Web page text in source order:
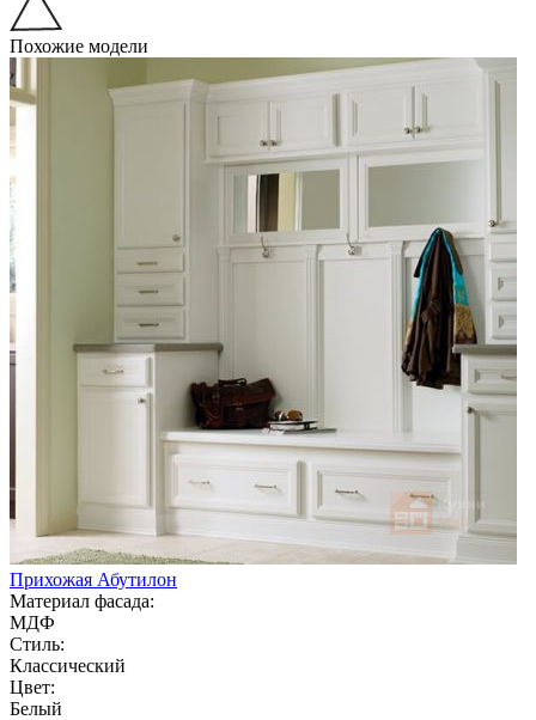
Похожие модели
Прихожая Абутилон
Материал фасада:
МДФ
Стиль:
Классический
Цвет:
Белый